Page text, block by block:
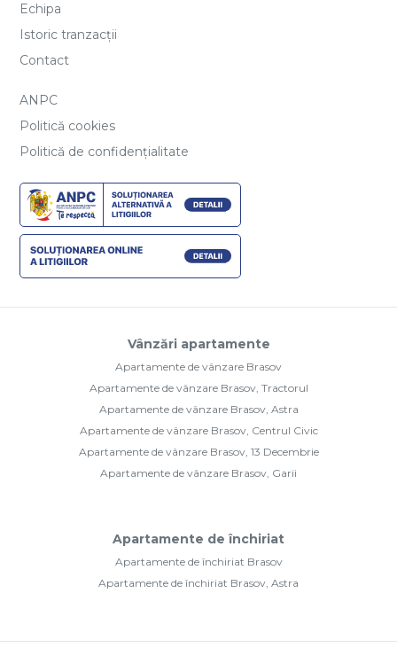
Echipa
Istoric tranzacții
Contact
ANPC
Politică cookies
Politică de confidențialitate
Vânzări apartamente
Apartamente de vânzare Brasov
Apartamente de vânzare Brasov, Tractorul
Apartamente de vânzare Brasov, Astra
Apartamente de vânzare Brasov, Centrul Civic
Apartamente de vânzare Brasov, 13 Decembrie
Apartamente de vânzare Brasov, Garii
Apartamente de închiriat
Apartamente de închiriat Brasov
Apartamente de închiriat Brasov, Astra